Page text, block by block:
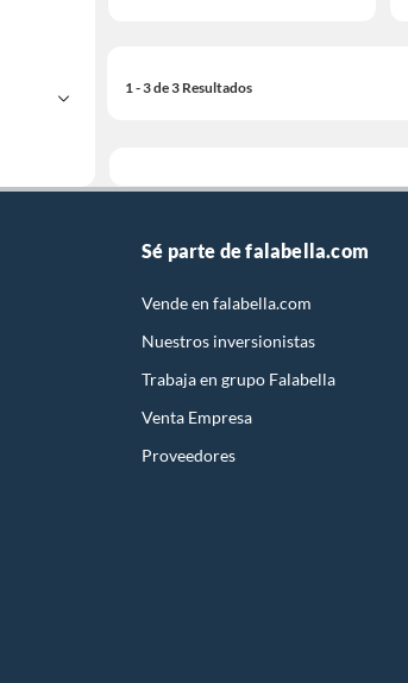
1 - 3 de 3 Resultados
Sé parte de falabella.com
Vende en falabella.com
Nuestros inversionistas
Trabaja en grupo Falabella
Venta Empresa
Proveedores